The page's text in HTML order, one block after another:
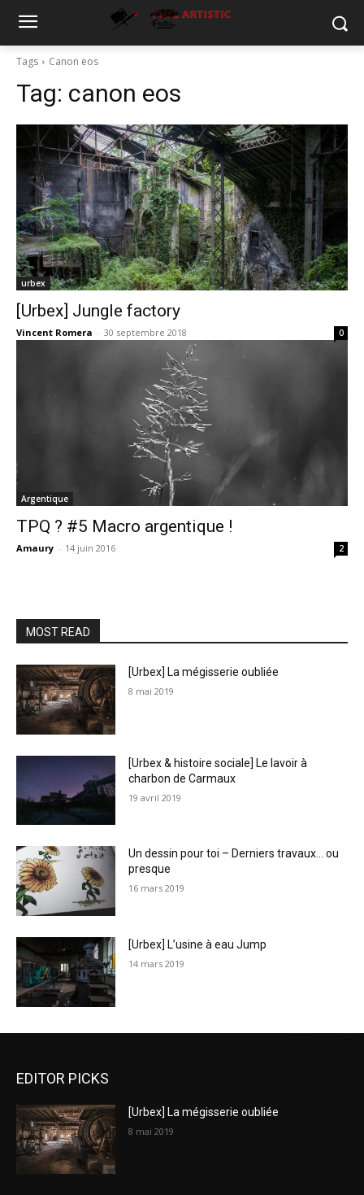
Tags Canon eos
Tag: canon eos
urbex
[Urbex] Jungle factory
Vincent Romera - 30 septembre 2018 0
Argentique
TPQ ? #5 Macro argentique !
Amaury - 14 juin 2016 2
MOST READ
[Urbex] La mégisserie oubliée
8 mai 2019
[Urbex & histoire sociale] Le lavoir à
charbon de Carmaux
19 avril 2019
Un dessin pour toi – Derniers travaux… ou
presque
16 mars 2019
[Urbex] L’usine à eau Jump
14 mars 2019
EDITOR PICKS
[Urbex] La mégisserie oubliée
8 mai 2019